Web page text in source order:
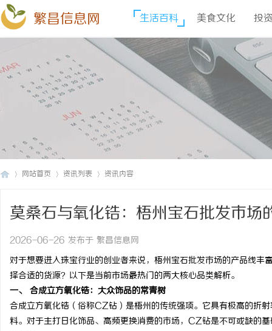
繁昌信息网 生活百科 美食文化 投
网站首页 资讯列表 资讯内容
莫桑石与氧化锆：梧州宝石批发市场
2026-06-26 发布于 繁昌信息网
对于想要进入珠宝行业的创业者来说，梧州宝石批发市场的产品线
择合适的货源？以下是当前市场最热门的两大核心品类解析。
一、 合成立方氧化锆：大众饰品的常青树
合成立方氧化锆（俗称CZ钻）是梧州的传统强项。它具有极高的折
料。对于主打日化饰品、高频更换消费的市场，CZ钻是不可或缺的